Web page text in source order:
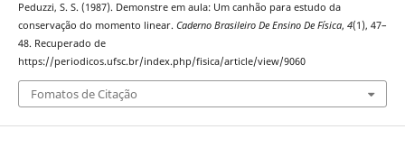
Peduzzi, S. S. (1987). Demonstre em aula: Um canhão para estudo da
conservação do momento linear. Caderno Brasileiro De Ensino De Física, 4(1), 47–
48. Recuperado de
https://periodicos.ufsc.br/index.php/fisica/article/view/9060
Fomatos de Citação